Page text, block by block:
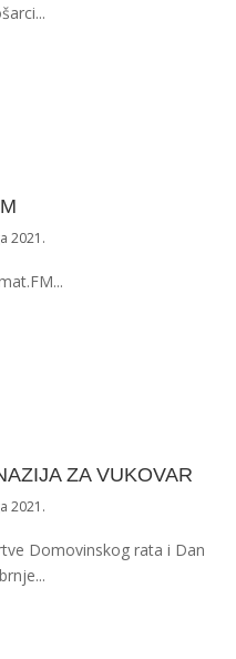
2021.
ZA VUKOVAR
2021.
Domovinskog rata i Dan